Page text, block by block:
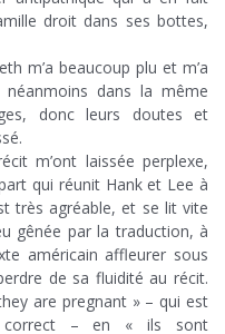
droit dans ses bottes,
m’a beaucoup plu et m’a
néanmoins dans la même
donc leurs doutes et
m’ont laissée perplexe,
qui réunit Hank et Lee à
très agréable, et se lit vite
gênée par la traduction, à
américain affleurer sous
de sa fluidité au récit.
are pregnant » – qui est
correct – en « ils sont